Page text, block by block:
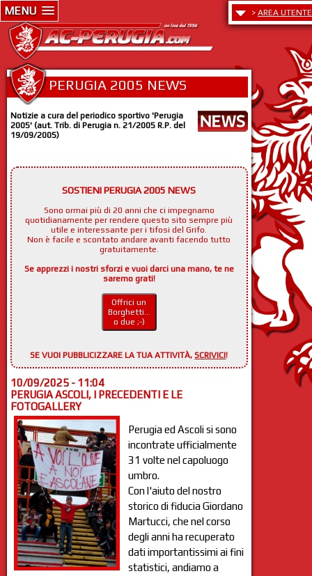
MENU > AREA UTENTE
PERUGIA 2005 NEWS
Notizie a cura del periodico sportivo 'Perugia
2005' (aut. Trib. di Perugia n. 21/2005 R.P. del
19/09/2005)
SOSTIENI PERUGIA 2005 NEWS
Sono ormai più di 20 anni che ci impegnamo
quotidianamente per rendere questo sito sempre più
utile e interessante per i tifosi del Grifo.
Non è facile e scontato andare avanti facendo tutto
gratuitamente.
Se apprezzi i nostri sforzi e vuoi darci una mano, te ne
saremo grati!
Offrici un
Borghetti...
o due ;-)
SE VUOI PUBBLICIZZARE LA TUA ATTIVITÀ,SCRIVICI!
10/09/2025 - 11:04
PERUGIA ASCOLI, I PRECEDENTI E LE
FOTOGALLERY
Perugia ed Ascoli si sono
incontrate ufficialmente
31 volte nel capoluogo
umbro.
Con l'aiuto del nostro
storico di fiducia Giordano
Martucci, che nel corso
degli anni ha recuperato
dati importantissimi ai fini
statistici, andiamo a